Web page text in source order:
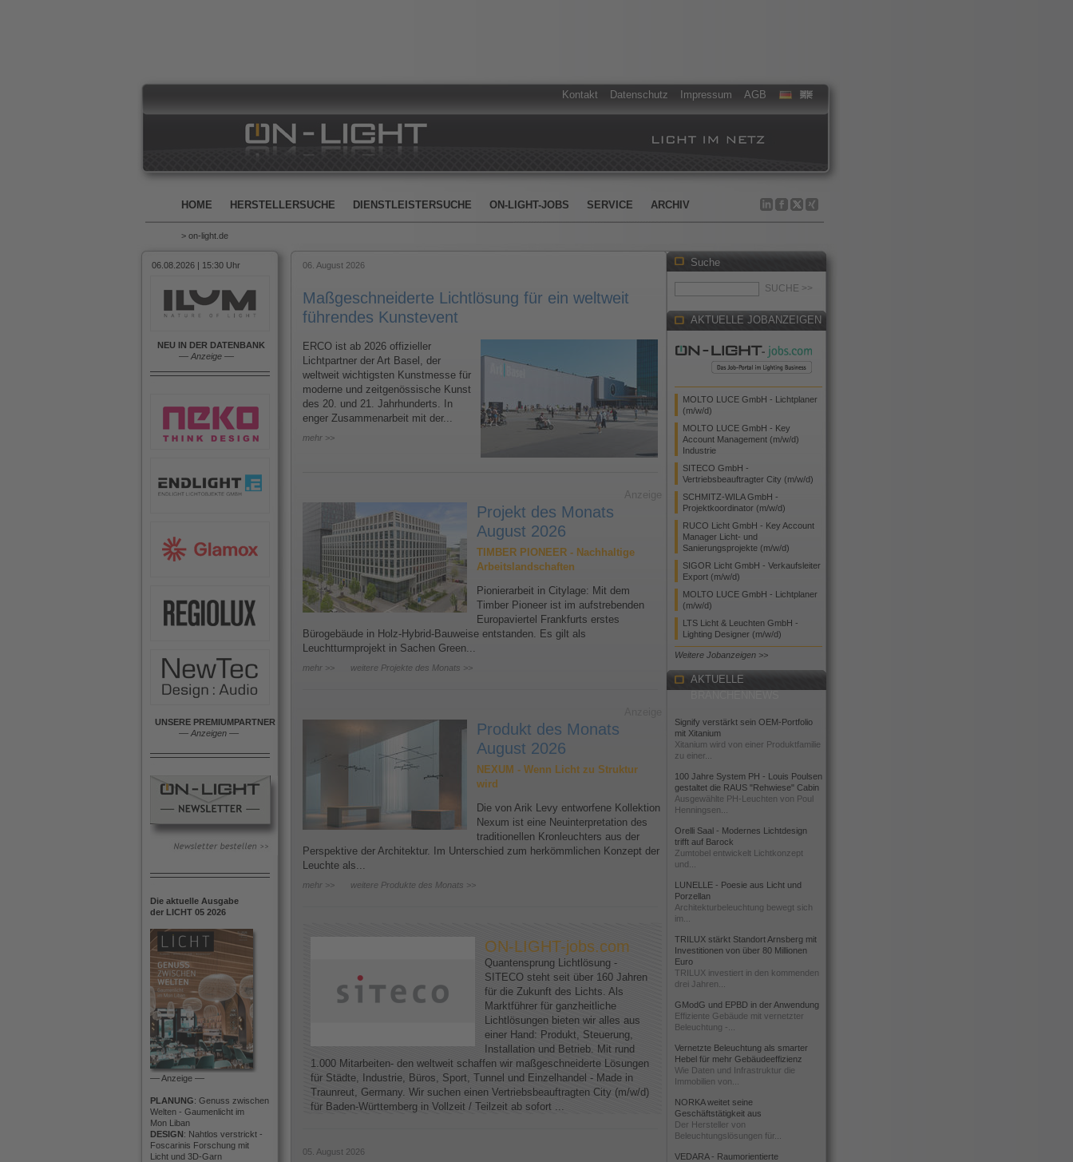
Kontakt Datenschutz Impressum AGB
HOME HERSTELLERSUCHE DIENSTLEISTERSUCHE ON-LIGHT-JOBS SERVICE ARCHIV
> on-light.de
06.08.2026 | 15:30 Uhr
NEU IN DER DATENBANK
–– Anzeige ––
UNSERE PREMIUMPARTNER
–– Anzeigen ––
Die aktuelle Ausgabe
der LICHT 05 2026
–– Anzeige ––
PLANUNG: Genuss zwischen
Welten - Gaumenlicht im
Mon Liban
DESIGN: Nahtlos verstrickt -
Foscarinis Forschung mit
Licht und 3D-Garn
06. August 2026
Maßgeschneiderte Lichtlösung für ein weltweit
führendes Kunstevent
ERCO ist ab 2026 offizieller
Lichtpartner der Art Basel, der
weltweit wichtigsten Kunstmesse für
moderne und zeitgenössische Kunst
des 20. und 21. Jahrhunderts. In
enger Zusammenarbeit mit der...
mehr >>
Anzeige
Projekt des Monats
August 2026
TIMBER PIONEER - Nachhaltige
Arbeitslandschaften
Pionierarbeit in Citylage: Mit dem
Timber Pioneer ist im aufstrebenden
Europaviertel Frankfurts erstes
Bürogebäude in Holz-Hybrid-Bauweise entstanden. Es gilt als
Leuchtturmprojekt in Sachen Green...
mehr >> weitere Projekte des Monats >>
Produkt des Monats
August 2026
NEXUM - Wenn Licht zu Struktur
wird
Die von Arik Levy entworfene Kollektion
Nexum ist eine Neuinterpretation des
traditionellen Kronleuchters aus der
Perspektive der Architektur. Im Unterschied zum herkömmlichen Konzept der
Leuchte als...
mehr >> weitere Produkte des Monats >>
ON-LIGHT-jobs.com
Quantensprung Lichtlösung -
SITECO steht seit über 160 Jahren
für die Zukunft des Lichts. Als
Marktführer für ganzheitliche
Lichtlösungen bieten wir alles aus
einer Hand: Produkt, Steuerung,
Installation und Betrieb. Mit rund
1.000 Mitarbeiten- den weltweit schaffen wir maßgeschneiderte Lösungen
für Städte, Industrie, Büros, Sport, Tunnel und Einzelhandel - Made in
Traunreut, Germany. Wir suchen einen Vertriebsbeauftragten City (m/w/d)
für Baden-Württemberg in Vollzeit / Teilzeit ab sofort ...
05. August 2026
Suche
AKTUELLE JOBANZEIGEN
MOLTO LUCE GmbH - Lichtplaner
(m/w/d)
MOLTO LUCE GmbH - Key
Account Management (m/w/d)
Industrie
SITECO GmbH -
Vertriebsbeauftragter City (m/w/d)
SCHMITZ-WILA GmbH -
Projektkoordinator (m/w/d)
RUCO Licht GmbH - Key Account
Manager Licht- und
Sanierungsprojekte (m/w/d)
SIGOR Licht GmbH - Verkaufsleiter
Export (m/w/d)
MOLTO LUCE GmbH - Lichtplaner
(m/w/d)
LTS Licht & Leuchten GmbH -
Lighting Designer (m/w/d)
Weitere Jobanzeigen >>
AKTUELLE
Signify verstärkt sein OEM-Portfolio
mit Xitanium
Xitanium wird von einer Produktfamilie
zu einer...
100 Jahre System PH - Louis Poulsen
gestaltet die RAUS "Rehwiese" Cabin
Ausgewählte PH-Leuchten von Poul
Henningsen...
Orelli Saal - Modernes Lichtdesign
trifft auf Barock
Zumtobel entwickelt Lichtkonzept
und...
LUNELLE - Poesie aus Licht und
Porzellan
Architekturbeleuchtung bewegt sich
im...
TRILUX stärkt Standort Arnsberg mit
Investitionen von über 80 Millionen
Euro
TRILUX investiert in den kommenden
drei Jahren...
GModG und EPBD in der Anwendung
Effiziente Gebäude mit vernetzter
Beleuchtung -...
Vernetzte Beleuchtung als smarter
Hebel für mehr Gebäudeeffizienz
Wie Daten und Infrastruktur die
Immobilien von...
NORKA weitet seine
Geschäftstätigkeit aus
Der Hersteller von
Beleuchtungslösungen für...
VEDARA - Raumorientierte